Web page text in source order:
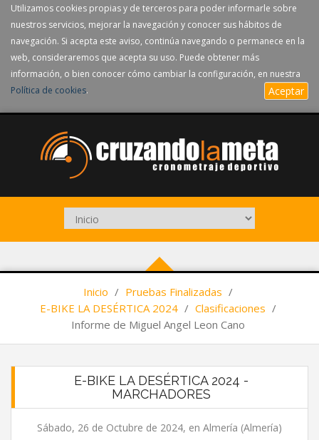
Utilizamos cookies propias y de terceros para poder informarle sobre
nuestros servicios, mejorar la navegación y conocer sus hábitos de
navegación. Si acepta este aviso, continúa navegando o permanece en la
web, consideraremos que acepta su uso. Puede obtener más
información, o bien conocer cómo cambiar la configuración, en nuestra
Política de cookies. Aceptar
Inicio / Pruebas Finalizadas /
E-BIKE LA DESÉRTICA 2024 / Clasificaciones /
Informe de Miguel Angel Leon Cano
E-BIKE LA DESÉRTICA 2024 -
MARCHADORES
Sábado, 26 de Octubre de 2024, en Almería (Almería)